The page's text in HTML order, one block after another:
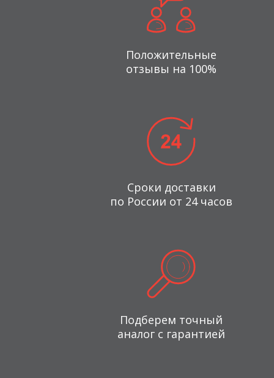
Положительные
отзывы на 100%
Сроки доставки
по России от 24 часов
Подберем точный
аналог с гарантией